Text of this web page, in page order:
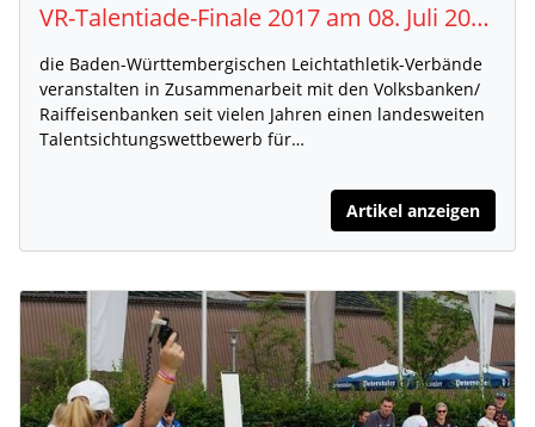
VR-Talentiade-Finale 2017 am 08. Juli 2017 in Freistett
die Baden-Württembergischen Leichtathletik-Verbände
veranstalten in Zusammenarbeit mit den Volksbanken/
Raiffeisenbanken seit vielen Jahren einen landesweiten
Talentsichtungswettbewerb für…
Artikel anzeigen